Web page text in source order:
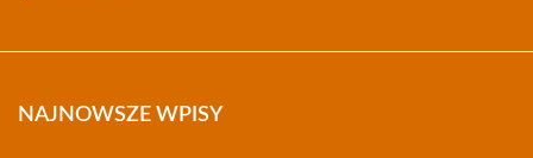
NAJNOWSZE WPISY